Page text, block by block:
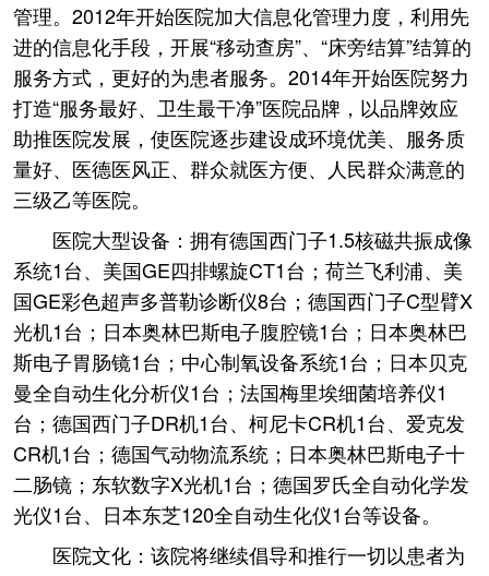
管理。2012年开始医院加大信息化管理力度，利用先
进的信息化手段，开展“移动查房”、“床旁结算”结算的
服务方式，更好的为患者服务。2014年开始医院努力
打造“服务最好、卫生最干净”医院品牌，以品牌效应
助推医院发展，使医院逐步建设成环境优美、服务质
量好、医德医风正、群众就医方便、人民群众满意的
三级乙等医院。
医院大型设备：拥有德国西门子1.5核磁共振成像
系统1台、美国GE四排螺旋CT1台；荷兰飞利浦、美
国GE彩色超声多普勒诊断仪8台；德国西门子C型臂X
光机1台；日本奥林巴斯电子腹腔镜1台；日本奥林巴
斯电子胃肠镜1台；中心制氧设备系统1台；日本贝克
曼全自动生化分析仪1台；法国梅里埃细菌培养仪1
台；德国西门子DR机1台、柯尼卡CR机1台、爱克发
CR机1台；德国气动物流系统；日本奥林巴斯电子十
二肠镜；东软数字X光机1台；德国罗氏全自动化学发
光仪1台、日本东芝120全自动生化仪1台等设备。
医院文化：该院将继续倡导和推行一切以患者为